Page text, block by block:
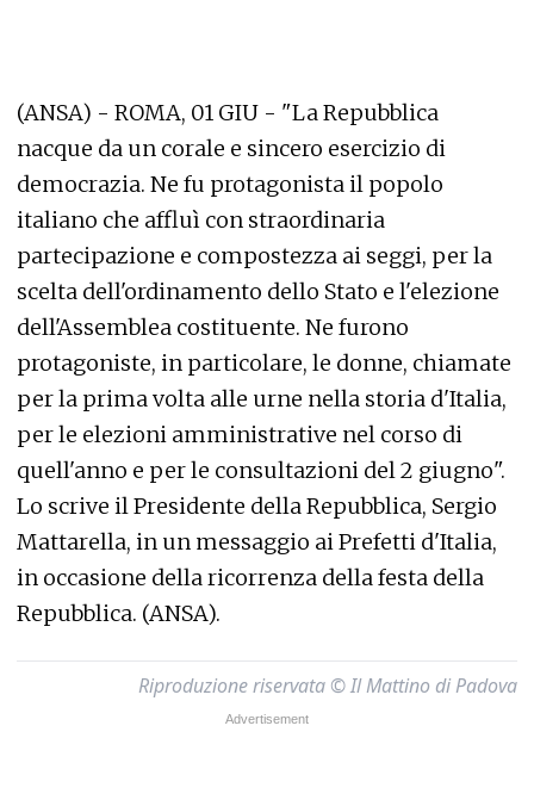
(ANSA) - ROMA, 01 GIU - "La Repubblica
nacque da un corale e sincero esercizio di
democrazia. Ne fu protagonista il popolo
italiano che affluì con straordinaria
partecipazione e compostezza ai seggi, per la
scelta dell'ordinamento dello Stato e l'elezione
dell'Assemblea costituente. Ne furono
protagoniste, in particolare, le donne, chiamate
per la prima volta alle urne nella storia d'Italia,
per le elezioni amministrative nel corso di
quell'anno e per le consultazioni del 2 giugno".
Lo scrive il Presidente della Repubblica, Sergio
Mattarella, in un messaggio ai Prefetti d'Italia,
in occasione della ricorrenza della festa della
Repubblica. (ANSA).
Riproduzione riservata © Il Mattino di Padova